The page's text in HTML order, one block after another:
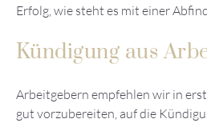
Erfolg, wie steht es mit einer
Kündigung aus
Arbeitgebern empfehlen wir in
gut vorzubereiten, auf die